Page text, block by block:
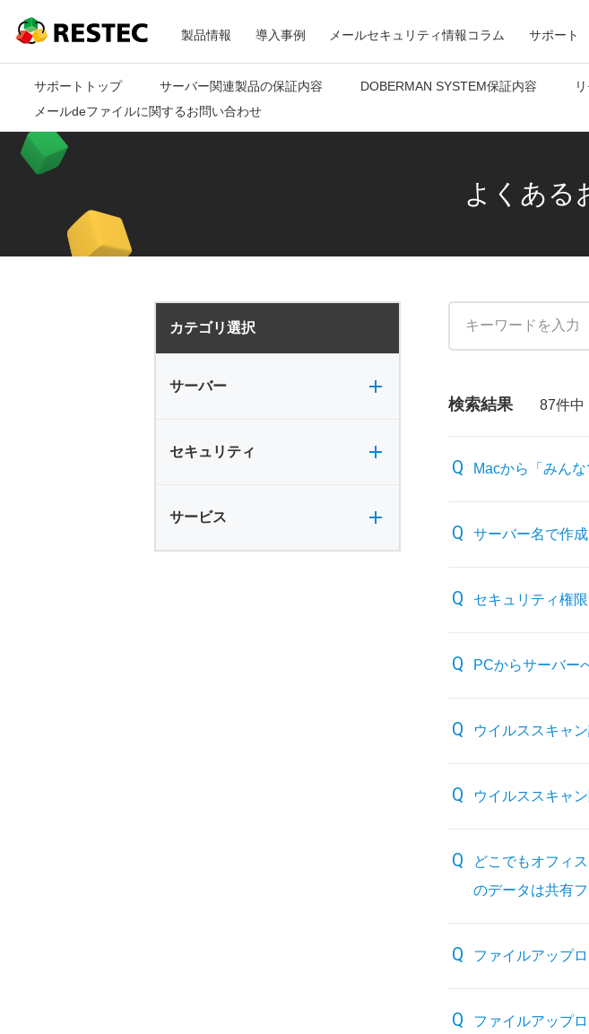
RESTEC
メ
ニ
製品情報 導入事例 メールセキュリティ情報コラム サポート
サポートトップ サーバー関連製品の保証内容 DOBERMAN SYSTEM保証内容
メールdeファイルに関するお問い合わせ
よくある
カテゴリ選択
サーバー
共有フォルダ
バックアップ
サーバー全般
セキュリティ
セキュリティ全般
サービス
サービス全般
検索結果 87件中
Macから「みん
サーバー名で作
セキュリティ権
PCからサーバー
ウイルススキャ
ウイルススキャ
どこでもオフィ
のデータは共有
ファイルアップ
ファイルアップ